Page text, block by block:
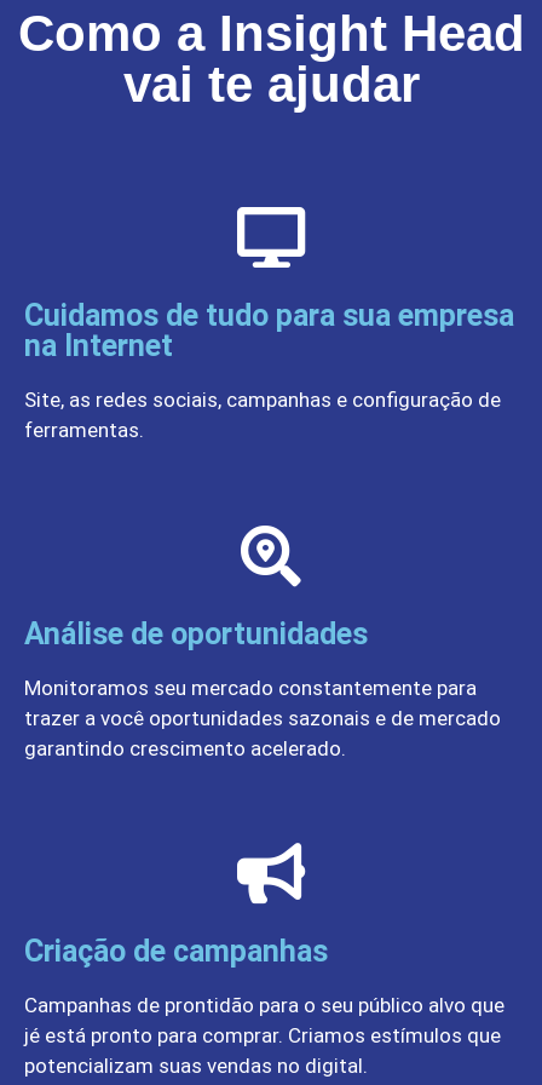
Como a Insight Head
vai te ajudar
Cuidamos de tudo para sua empresa
na Internet
Site, as redes sociais, campanhas e configuração de
ferramentas.
Análise de oportunidades
Monitoramos seu mercado constantemente para
trazer a você oportunidades sazonais e de mercado
garantindo crescimento acelerado.
Criação de campanhas
Campanhas de prontidão para o seu público alvo que
jé está pronto para comprar. Criamos estímulos que
potencializam suas vendas no digital.